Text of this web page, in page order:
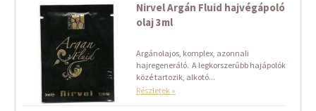
Nirvel Argán Fluid hajvégápoló
olaj 3ml
Argánolajos, komplex, azonnali
hajregeneráló. A legkorszerűbb hajápolók
közé tartozik, alkotó...
Részletek »